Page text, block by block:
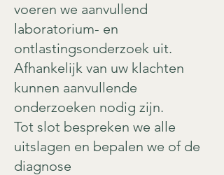
voeren we aanvullend
laboratorium- en
ontlastingsonderzoek uit.
Afhankelijk van uw klachten
kunnen aanvullende
onderzoeken nodig zijn.
Tot slot bespreken we alle
uitslagen en bepalen we of de
diagnose